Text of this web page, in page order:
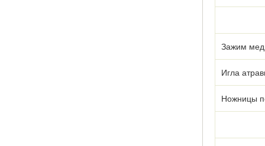
Зажим
Игла
Ножницы